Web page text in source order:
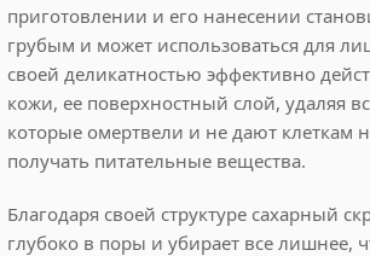
приготовлении и его нанесении
грубым и может использоваться для
своей деликатностью эффективно
кожи, ее поверхностный слой, удаляя
которые омертвели и не дают клеткам
получать питательные вещества.
Благодаря своей структуре сахарный
глубоко в поры и убирает все лишнее,